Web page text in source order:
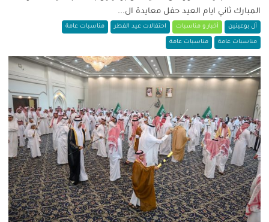
المبارك ثاني ايام العيد حفل معايدة ال...
آل بوعينين أخبار و مناسبات احتفالات عيد الفطر مناسبات عامة
مناسبات عامة مناسبات عامة